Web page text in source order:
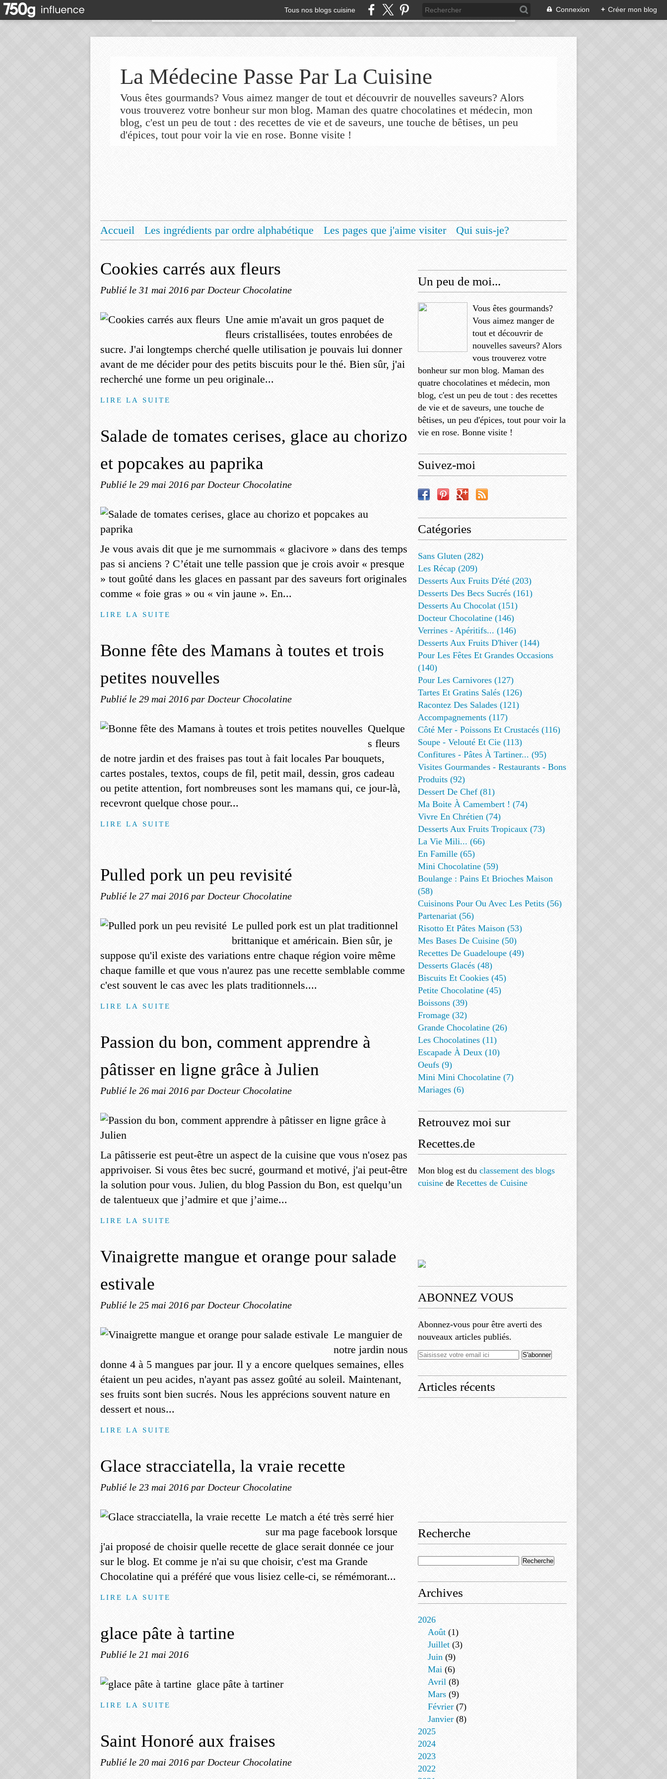
Tous nos blogs cuisine Connexion + Créer mon blog
La Médecine Passe Par La Cuisine
Vous êtes gourmands? Vous aimez manger de tout et découvrir de nouvelles saveurs? Alors
vous trouverez votre bonheur sur mon blog. Maman des quatre chocolatines et médecin, mon
blog, c'est un peu de tout : des recettes de vie et de saveurs, une touche de bêtises, un peu
d'épices, tout pour voir la vie en rose. Bonne visite !
Accueil Les ingrédients par ordre alphabétique Les pages que j'aime visiter
Qui suis-je?
Cookies carrés aux fleurs
Publié le 31 mai 2016 par Docteur Chocolatine
Une amie m'avait un gros paquet de
fleurs cristallisées, toutes enrobées de
sucre. J'ai longtemps cherché quelle utilisation je pouvais lui donner
avant de me décider pour des petits biscuits pour le thé. Bien sûr, j'ai
recherché une forme un peu originale...
LIRE LA SUITE
Salade de tomates cerises, glace au chorizo
et popcakes au paprika
Publié le 29 mai 2016 par Docteur Chocolatine
Je vous avais dit que je me surnommais « glacivore » dans des temps
pas si anciens ? C’était une telle passion que je crois avoir « presque
» tout goûté dans les glaces en passant par des saveurs fort originales
comme « foie gras » ou « vin jaune ». En...
LIRE LA SUITE
Bonne fête des Mamans à toutes et trois
petites nouvelles
Publié le 29 mai 2016 par Docteur Chocolatine
Quelque
s fleurs
de notre jardin et des fraises pas tout à fait locales Par bouquets,
cartes postales, textos, coups de fil, petit mail, dessin, gros cadeau
ou petite attention, fort nombreuses sont les mamans qui, ce jour-là,
recevront quelque chose pour...
LIRE LA SUITE
Pulled pork un peu revisité
Publié le 27 mai 2016 par Docteur Chocolatine
Le pulled pork est un plat traditionnel
brittanique et américain. Bien sûr, je
suppose qu'il existe des variations entre chaque région voire même
chaque famille et que vous n'aurez pas une recette semblable comme
c'est souvent le cas avec les plats traditionnels....
LIRE LA SUITE
Passion du bon, comment apprendre à
pâtisser en ligne grâce à Julien
Publié le 26 mai 2016 par Docteur Chocolatine
La pâtisserie est peut-être un aspect de la cuisine que vous n'osez pas
apprivoiser. Si vous êtes bec sucré, gourmand et motivé, j'ai peut-être
la solution pour vous. Julien, du blog Passion du Bon, est quelqu’un
de talentueux que j’admire et que j’aime...
LIRE LA SUITE
Vinaigrette mangue et orange pour salade
estivale
Publié le 25 mai 2016 par Docteur Chocolatine
Le manguier de
notre jardin nous
donne 4 à 5 mangues par jour. Il y a encore quelques semaines, elles
étaient un peu acides, n'ayant pas assez goûté au soleil. Maintenant,
ses fruits sont bien sucrés. Nous les apprécions souvent nature en
dessert et nous...
LIRE LA SUITE
Glace stracciatella, la vraie recette
Publié le 23 mai 2016 par Docteur Chocolatine
Le match a été très serré hier
sur ma page facebook lorsque
j'ai proposé de choisir quelle recette de glace serait donnée ce jour
sur le blog. Et comme je n'ai su que choisir, c'est ma Grande
Chocolatine qui a préféré que vous lisiez celle-ci, se rémémorant...
LIRE LA SUITE
glace pâte à tartine
Publié le 21 mai 2016
glace pâte à tartiner
LIRE LA SUITE
Saint Honoré aux fraises
Publié le 20 mai 2016 par Docteur Chocolatine
Un peu de moi...
Vous êtes gourmands?
Vous aimez manger de
tout et découvrir de
nouvelles saveurs? Alors
vous trouverez votre
bonheur sur mon blog. Maman des
quatre chocolatines et médecin, mon
blog, c'est un peu de tout : des recettes
de vie et de saveurs, une touche de
bêtises, un peu d'épices, tout pour voir la
vie en rose. Bonne visite !
Suivez-moi
Catégories
Sans Gluten (282)
Les Récap (209)
Desserts Aux Fruits D'été (203)
Desserts Des Becs Sucrés (161)
Desserts Au Chocolat (151)
Docteur Chocolatine (146)
Verrines - Apéritifs... (146)
Desserts Aux Fruits D'hiver (144)
Pour Les Fêtes Et Grandes Occasions
(140)
Pour Les Carnivores (127)
Tartes Et Gratins Salés (126)
Racontez Des Salades (121)
Accompagnements (117)
Côté Mer - Poissons Et Crustacés (116)
Soupe - Velouté Et Cie (113)
Confitures - Pâtes À Tartiner... (95)
Visites Gourmandes - Restaurants - Bons
Produits (92)
Dessert De Chef (81)
Ma Boite À Camembert ! (74)
Vivre En Chrétien (74)
Desserts Aux Fruits Tropicaux (73)
La Vie Mili... (66)
En Famille (65)
Mini Chocolatine (59)
Boulange : Pains Et Brioches Maison
(58)
Cuisinons Pour Ou Avec Les Petits (56)
Partenariat (56)
Risotto Et Pâtes Maison (53)
Mes Bases De Cuisine (50)
Recettes De Guadeloupe (49)
Desserts Glacés (48)
Biscuits Et Cookies (45)
Petite Chocolatine (45)
Boissons (39)
Fromage (32)
Grande Chocolatine (26)
Les Chocolatines (11)
Escapade À Deux (10)
Oeufs (9)
Mini Mini Chocolatine (7)
Mariages (6)
Retrouvez moi sur
Recettes.de
Mon blog est du classement des blogs
cuisine de Recettes de Cuisine
ABONNEZ VOUS
Abonnez-vous pour être averti des
nouveaux articles publiés.
Articles récents
Recherche
Archives
2026
Août (1)
Juillet (3)
Juin (9)
Mai (6)
Avril (8)
Mars (9)
Février (7)
Janvier (8)
2025
2024
2023
2022